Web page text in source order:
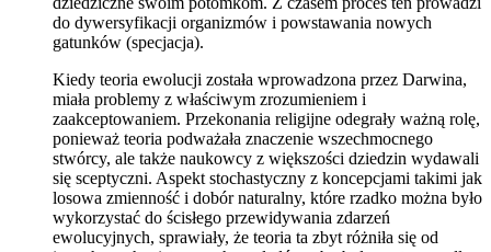
do dywersyfikacji organizmów i powstawania nowych
gatunków (specjacja).
Kiedy teoria ewolucji została wprowadzona przez Darwina,
miała problemy z właściwym zrozumieniem i
zaakceptowaniem. Przekonania religijne odegrały ważną rolę,
ponieważ teoria podważała znaczenie wszechmocnego
stwórcy, ale także naukowcy z większości dziedzin wydawali
się sceptyczni. Aspekt stochastyczny z koncepcjami takimi jak
losowa zmienność i dobór naturalny, które rzadko można było
wykorzystać do ścisłego przewidywania zdarzeń
ewolucyjnych, sprawiały, że teoria ta zbyt różniła się od